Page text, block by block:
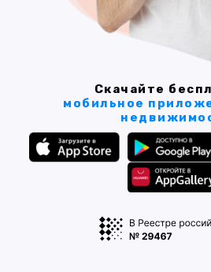
Скачайте
мобильное